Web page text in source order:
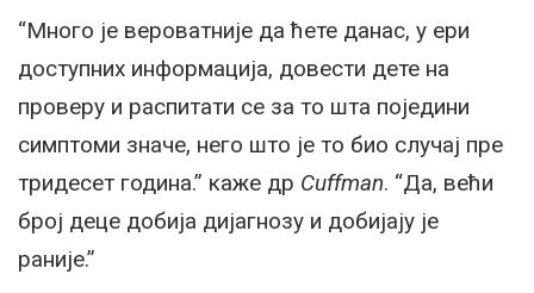
“Много је вероватније да ћете данас, у ери
доступних информација, довести дете на
проверу и распитати се за то шта поједини
симптоми значе, него што је то био случај пре
тридесет година.” каже др Cuffman. “Да, већи
број деце добија дијагнозу и добијају је
раније.”